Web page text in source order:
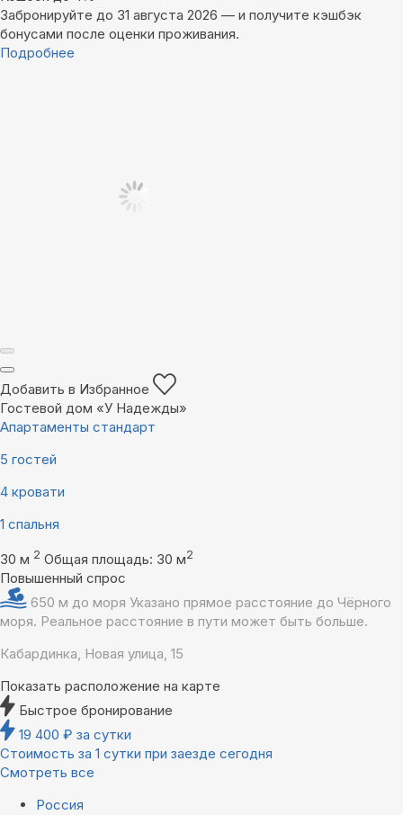
Забронируйте до 31 августа 2026 — и получите кэшбэк
бонусами после оценки проживания.
Подробнее
Добавить в Избранное
Гостевой дом «У Надежды»
Апартаменты стандарт
5 гостей
4 кровати
1 спальня
30 м 2 Общая площадь: 30 м2
Повышенный спрос
650 м до моря Указано прямое расстояние до Чёрного
моря. Реальное расстояние в пути может быть больше.
Кабардинка, Новая улица, 15
Показать расположение на карте
Быстрое бронирование
19 400 ₽ за сутки
Стоимость за 1 сутки при заезде сегодня
Смотреть все
Россия